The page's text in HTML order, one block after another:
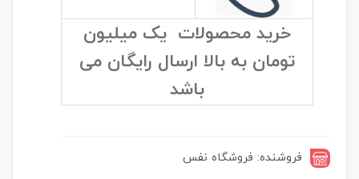
خرید محصولات یک میلیون
تومان به بالا ارسال رایگان می
باشد
فروشنده: فروشگاه نفس